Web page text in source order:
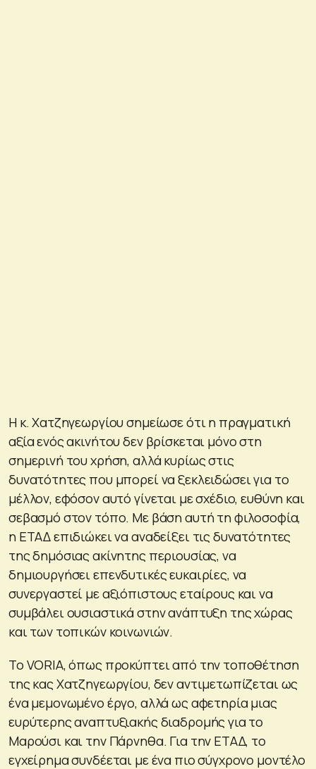
Η κ. Χατζηγεωργίου σημείωσε ότι η πραγματική
αξία ενός ακινήτου δεν βρίσκεται μόνο στη
σημερινή του χρήση, αλλά κυρίως στις
δυνατότητες που μπορεί να ξεκλειδώσει για το
μέλλον, εφόσον αυτό γίνεται με σχέδιο, ευθύνη και
σεβασμό στον τόπο. Με βάση αυτή τη φιλοσοφία,
η ΕΤΑΔ επιδιώκει να αναδείξει τις δυνατότητες
της δημόσιας ακίνητης περιουσίας, να
δημιουργήσει επενδυτικές ευκαιρίες, να
συνεργαστεί με αξιόπιστους εταίρους και να
συμβάλει ουσιαστικά στην ανάπτυξη της χώρας
και των τοπικών κοινωνιών.
Το VORIA, όπως προκύπτει από την τοποθέτηση
της κας Χατζηγεωργίου, δεν αντιμετωπίζεται ως
ένα μεμονωμένο έργο, αλλά ως αφετηρία μιας
ευρύτερης αναπτυξιακής διαδρομής για το
Μαρούσι και την Πάρνηθα. Για την ΕΤΑΔ, το
εγχείρημα συνδέεται με ένα πιο σύγχρονο μοντέλο